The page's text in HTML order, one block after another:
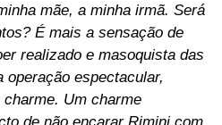
mãe, a minha irmã. Será
É mais a sensação de
realizado e masoquista das
espectacular,
Um charme